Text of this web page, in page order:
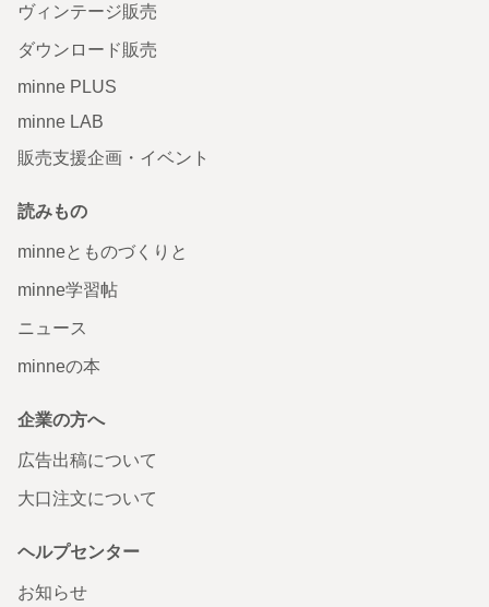
ヴィンテージ販売
ダウンロード販売
minne PLUS
minne LAB
販売支援企画・イベント
読みもの
minneとものづくりと
minne学習帖
ニュース
minneの本
企業の方へ
広告出稿について
大口注文について
ヘルプセンター
お知らせ